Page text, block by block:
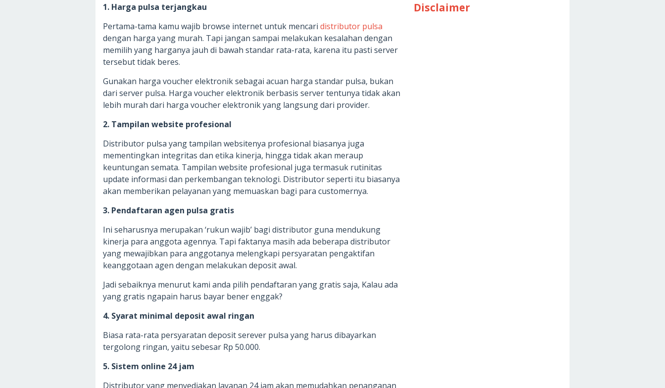
1. Harga pulsa terjangkau
Pertama-tama kamu wajib browse internet untuk mencari distributor pulsa
dengan harga yang murah. Tapi jangan sampai melakukan kesalahan dengan
memilih yang harganya jauh di bawah standar rata-rata, karena itu pasti server
tersebut tidak beres.
Gunakan harga voucher elektronik sebagai acuan harga standar pulsa, bukan
dari server pulsa. Harga voucher elektronik berbasis server tentunya tidak akan
lebih murah dari harga voucher elektronik yang langsung dari provider.
2. Tampilan website profesional
Distributor pulsa yang tampilan websitenya profesional biasanya juga
mementingkan integritas dan etika kinerja, hingga tidak akan meraup
keuntungan semata. Tampilan website profesional juga termasuk rutinitas
update informasi dan perkembangan teknologi. Distributor seperti itu biasanya
akan memberikan pelayanan yang memuaskan bagi para customernya.
3. Pendaftaran agen pulsa gratis
Ini seharusnya merupakan ‘rukun wajib’ bagi distributor guna mendukung
kinerja para anggota agennya. Tapi faktanya masih ada beberapa distributor
yang mewajibkan para anggotanya melengkapi persyaratan pengaktifan
keanggotaan agen dengan melakukan deposit awal.
Jadi sebaiknya menurut kami anda pilih pendaftaran yang gratis saja, Kalau ada
yang gratis ngapain harus bayar bener enggak?
4. Syarat minimal deposit awal ringan
Biasa rata-rata persyaratan deposit serever pulsa yang harus dibayarkan
tergolong ringan, yaitu sebesar Rp 50.000.
5. Sistem online 24 jam
Distributor yang menyediakan layanan 24 jam akan memudahkan penanganan
Disclaimer